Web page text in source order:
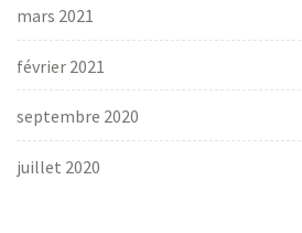
mars 2021
février 2021
septembre 2020
juillet 2020